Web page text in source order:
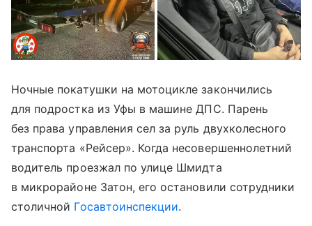
Ночные покатушки на мотоцикле закончились
для подростка из Уфы в машине ДПС. Парень
без права управления сел за руль двухколесного
транспорта «Рейсер». Когда несовершеннолетний
водитель проезжал по улице Шмидта
в микрорайоне Затон, его остановили сотрудники
столичной Госавтоинспекции.